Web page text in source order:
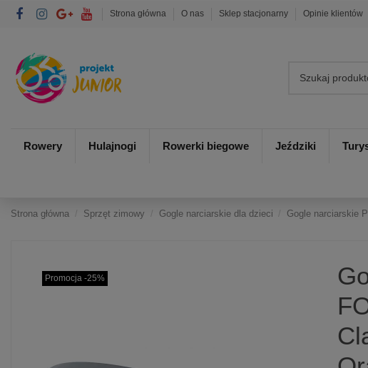
Strona główna O nas Sklep stacjonarny Opinie klientów
Rowery Hulajnogi Rowerki biegowe Jeździki
Strona główna Sprzęt zimowy Gogle narciarskie dla dzieci Gogle narciarskie
Promocja -25%